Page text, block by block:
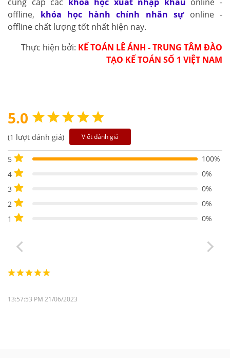
cung cấp các khóa học xuất nhập khẩu online -
offline, khóa học hành chính nhân sựonline -
offline chất lượng tốt nhất hiện nay.
Thực hiện bởi: KẾ TOÁN LÊ ÁNH - TRUNG TÂM ĐÀO
TẠO KẾ TOÁN SỐ 1 VIỆT NAM
5.0
(1 lượt đánh giá) Viết đánh giá
5
100%
4
0%
3
0%
2
0%
1
0%
13:57:53 PM 21/06/2023